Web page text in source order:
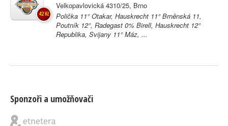
Velkopavlovická 4310/25, Brno
Polička 11° Otakar, Hauskrecht 11° Brněnská 11,
Poutník 12°, Radegast 0% Birell, Hauskrecht 12°
Republika, Svijany 11° Máz, ...
42 Kč
Sponzoři a umožňovači